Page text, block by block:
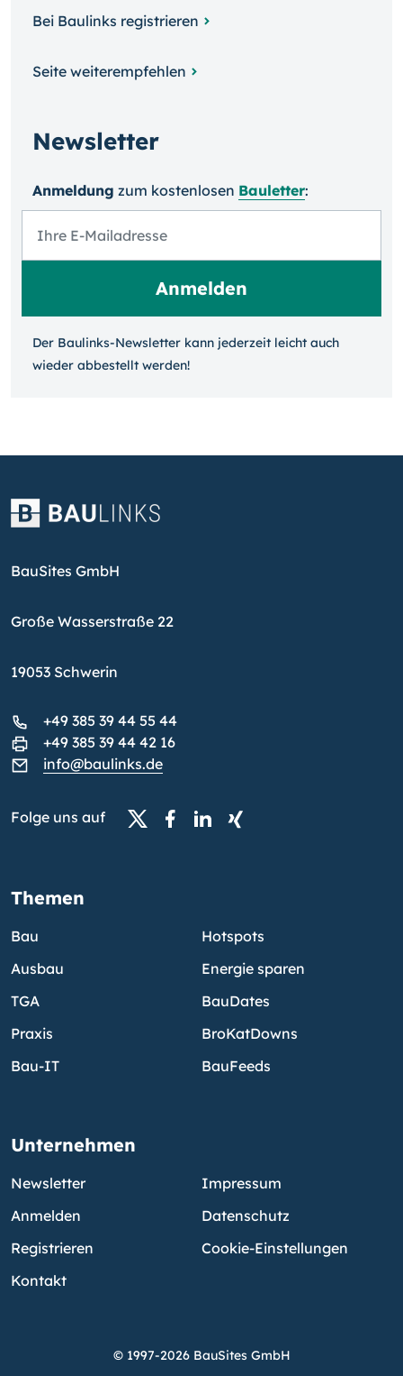
Bei Baulinks registrieren
Seite weiterempfehlen
Newsletter
Anmeldung zum kosten­losen Bauletter:
Der Baulinks-Newsletter kann jeder­zeit leicht auch
wieder ab­bestellt werden!
BauSites GmbH
Große Wasserstraße 22
19053 Schwerin
+49 385 39 44 55 44
+49 385 39 44 42 16
info@baulinks.de
Folge uns auf
Themen
Bau
Ausbau
TGA
Praxis
Bau-IT
Hotspots
Energie sparen
BauDates
BroKatDowns
BauFeeds
Unternehmen
Newsletter
Anmelden
Registrieren
Kontakt
Impressum
Datenschutz
Cookie-Einstellungen
© 1997-2026 BauSites GmbH